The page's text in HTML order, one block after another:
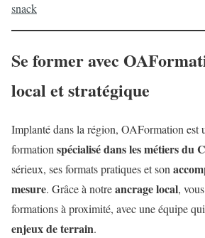
snack
Se former avec
local et stratégique
Implanté dans la région, OAFormation est
formation spécialisé dans les métiers du
sérieux, ses formats pratiques et son
mesure. Grâce à notreancrage local,
formations à proximité, avec une équipe qui
enjeux de terrain.